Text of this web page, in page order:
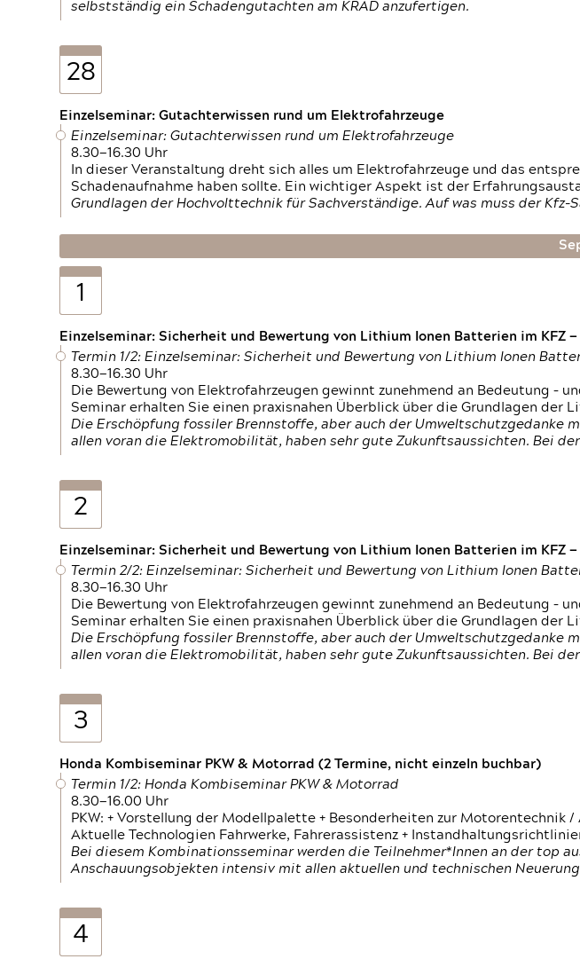
selbstständig ein Schadengutachten am KRAD anzufertigen.
28
Einzelseminar: Gutachterwissen rund um Elektrofahrzeuge
Einzelseminar: Gutachterwissen rund um Elektrofahrzeuge
8.30—16.30 Uhr
In dieser Veranstaltung dreht sich alles um Elektrofahrzeuge und das
Schadenaufnahme haben sollte. Ein wichtiger Aspekt ist der
Grundlagen der Hochvolttechnik für Sachverständige. Auf was muss der
1
Einzelseminar: Sicherheit und Bewertung von Lithium Ionen Batterien im KFZ
Termin 1/2: Einzelseminar: Sicherheit und Bewertung von Lithium Ionen
8.30—16.30 Uhr
Die Bewertung von Elektrofahrzeugen gewinnt zunehmend an Bedeutung –
Seminar erhalten Sie einen praxisnahen Überblick über die Grundlagen der
Die Erschöpfung fossiler Brennstoffe, aber auch der
allen voran die Elektromobilität, haben sehr gute Zukunftsaussichten. Bei
2
Einzelseminar: Sicherheit und Bewertung von Lithium Ionen Batterien im KFZ
Termin 2/2: Einzelseminar: Sicherheit und Bewertung von Lithium Ionen
8.30—16.30 Uhr
Die Bewertung von Elektrofahrzeugen gewinnt zunehmend an Bedeutung –
Seminar erhalten Sie einen praxisnahen Überblick über die Grundlagen der
Die Erschöpfung fossiler Brennstoffe, aber auch der
allen voran die Elektromobilität, haben sehr gute Zukunftsaussichten. Bei
3
Honda Kombiseminar PKW & Motorrad (2 Termine, nicht einzeln buchbar)
Termin 1/2: Honda Kombiseminar PKW & Motorrad
8.30—16.00 Uhr
PKW: + Vorstellung der Modellpalette + Besonderheiten zur
Aktuelle Technologien Fahrwerke, Fahrerassistenz +
Bei diesem Kombinationsseminar werden die Teilnehmer*Innen an der top
Anschauungsobjekten intensiv mit allen aktuellen und technischen
4